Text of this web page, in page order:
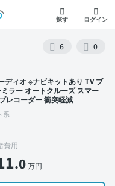
探す ログイン
6 0
ディオ ※ナビキットあり TV ブ
ラー オートクルーズ スマー
レコーダー 衝突軽減
系
費用
.0万円